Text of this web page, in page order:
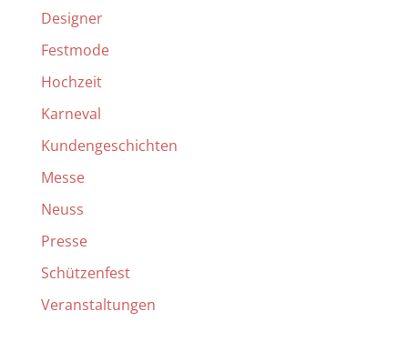
Designer
Festmode
Hochzeit
Karneval
Kundengeschichten
Messe
Neuss
Presse
Schützenfest
Veranstaltungen